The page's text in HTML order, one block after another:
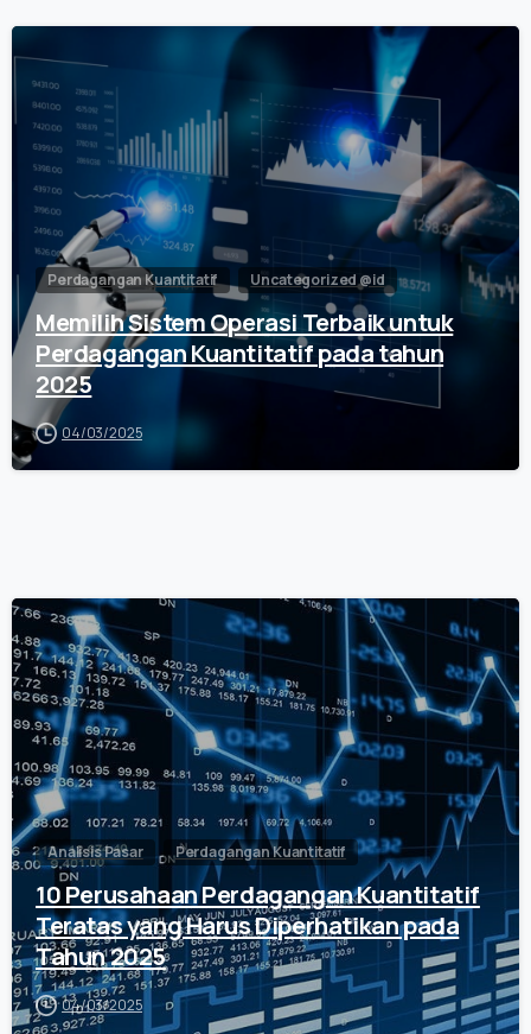
Perdagangan Kuantitatif Uncategorized @id
Memilih Sistem Operasi Terbaik untuk
Perdagangan Kuantitatif pada tahun
2025
04/03/2025
Analisis Pasar Perdagangan Kuantitatif
10 Perusahaan Perdagangan Kuantitatif
Teratas yang Harus Diperhatikan pada
Tahun 2025
04/03/2025